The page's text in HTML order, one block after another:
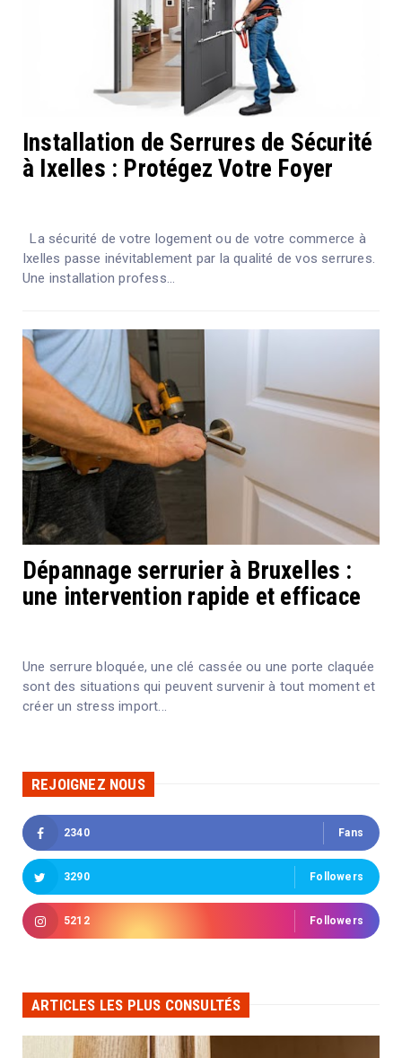
Installation de Serrures de Sécurité
à Ixelles : Protégez Votre Foyer
La sécurité de votre logement ou de votre commerce à
Ixelles passe inévitablement par la qualité de vos serrures.
Une installation profess...
Dépannage serrurier à Bruxelles :
une intervention rapide et efficace
Une serrure bloquée, une clé cassée ou une porte claquée
sont des situations qui peuvent survenir à tout moment et
créer un stress import...
REJOIGNEZ NOUS
2340 Fans
3290 Followers
5212 Followers
ARTICLES LES PLUS CONSULTÉS